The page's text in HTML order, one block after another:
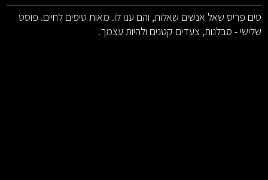
טים פריס שאל אנשים שאלות, והם ענו לו. מאות טיפים לחיים. פוסט
שלישי - סבלנות, צעדים קטנים ולהיות עצמך.